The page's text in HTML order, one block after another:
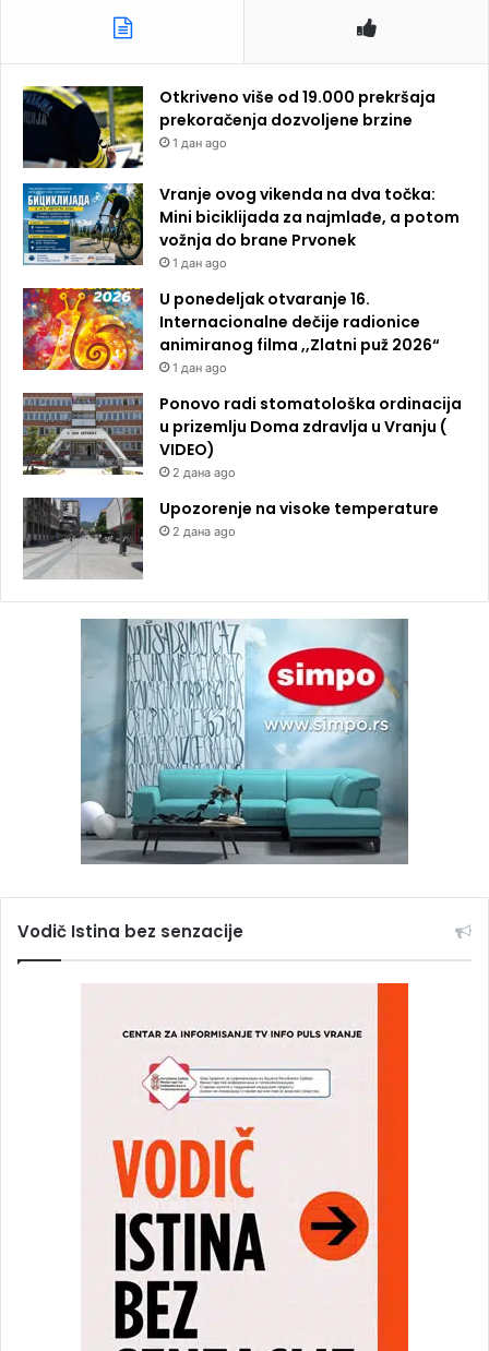
Otkriveno više od 19.000 prekršaja
prekoračenja dozvoljene brzine
1 дан ago
Vranje ovog vikenda na dva točka:
Mini biciklijada za najmlađe, a potom
vožnja do brane Prvonek
1 дан ago
U ponedeljak otvaranje 16.
Internacionalne dečije radionice
animiranog filma ,,Zlatni puž 2026“
1 дан ago
Ponovo radi stomatološka ordinacija
u prizemlju Doma zdravlja u Vranju (
VIDEO)
2 дана ago
Upozorenje na visoke temperature
2 дана ago
Vodič Istina bez senzacije